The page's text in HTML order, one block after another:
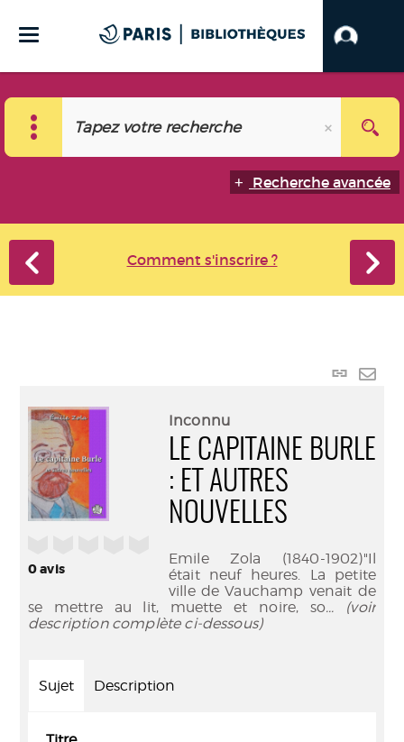
Recherche avancée
Comment s'inscrire ?
Lien
mail
0avis
Inconnu
LE CAPITAINE BURLE
: ET AUTRES
NOUVELLES
Emile Zola (1840-1902)"Il
était neuf heures. La petite
ville de Vauchamp venait de
se mettre au lit, muette et noire, so... (voir
description complète ci-dessous)
Sujet Description